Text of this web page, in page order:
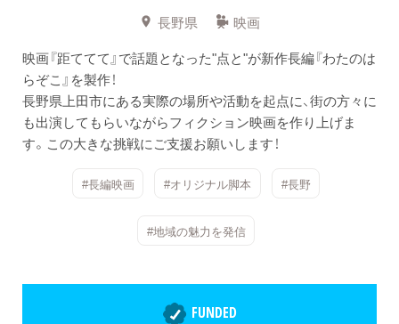
長野県
映画
映画『距ててて』で話題となった"点と"が新作長編『わたのは
らぞこ』を製作！
長野県上田市にある実際の場所や活動を起点に、街の方々に
も出演してもらいながらフィクション映画を作り上げま
す。この大きな挑戦にご支援お願いします！
#長編映画 #オリジナル脚本 #長野
#地域の魅力を発信
FUNDED